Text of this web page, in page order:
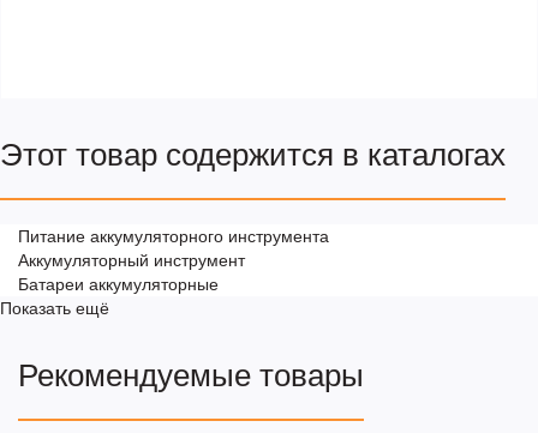
Этот товар содержится в каталогах
Питание аккумуляторного инструмента
Аккумуляторный инструмент
Батареи аккумуляторные
Показать ещё
Рекомендуемые товары